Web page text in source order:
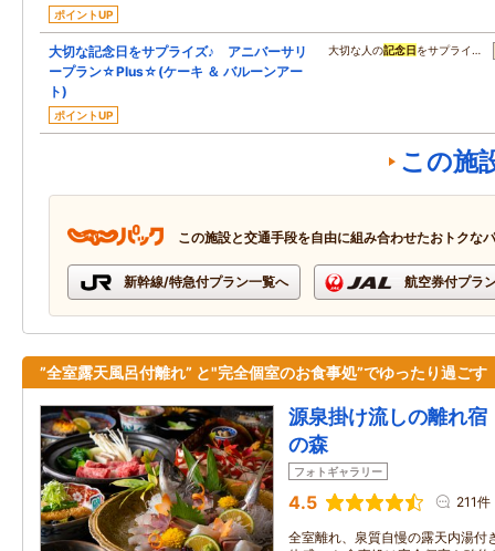
ポイントUP
大切な記念日をサプライズ♪ アニバーサリ
ープラン☆Plus☆(ケーキ ＆ バルーンアー
ト)
ポイントUP
大切な人の記念日 をサプライ…
この施
この施設と交通手段を自由に組み合わせたおトクな
新幹線/特急付プラン一覧へ 航空券付プラ
”全室露天風呂付離れ” と"完全個室のお食事処”でゆったり過ごす
源泉掛け流しの離れ
の森
フォトギャラリー
4.5 211件
全室離れ、泉質自慢の露天内湯付